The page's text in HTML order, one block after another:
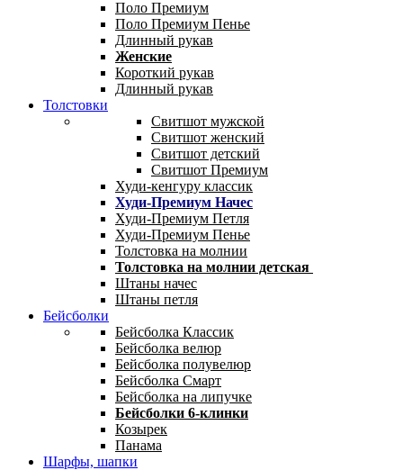
Поло Премиум
Поло Премиум Пенье
Длинный рукав
Женские
Короткий рукав
Длинный рукав
Толстовки
Свитшот мужской
Свитшот женский
Свитшот детский
Свитшот Премиум
Худи-кенгуру классик
Худи-Премиум Начес
Худи-Премиум Петля
Худи-Премиум Пенье
Толстовка на молнии
Толстовка на молнии детская
Штаны начес
Штаны петля
Бейсболки
Бейсболка Классик
Бейсболка велюр
Бейсболка полувелюр
Бейсболка Смарт
Бейсболка на липучке
Бейсболки 6-клинки
Козырек
Панама
Шарфы, шапки